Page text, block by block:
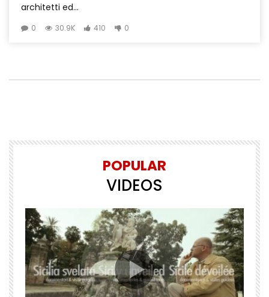
architetti ed...
0 30.9K 410 0
POPULAR
VIDEOS